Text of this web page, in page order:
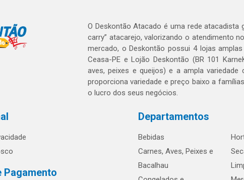
O Deskontão Atacado é uma rede
carry” atacarejo, valorizando o atendimento
mercado, o Deskontão possui 4 lojas
Ceasa-PE e Lojão Deskontão (BR 101
aves, peixes e queijos) e a ampla
proporciona variedade e preço baixo a
o lucro dos seus negócios.
Pagamento
Departamentos
Bebidas
Carnes, Aves, Peixes e
Bacalhau